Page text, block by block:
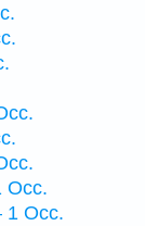
Occ.
1 Occ.